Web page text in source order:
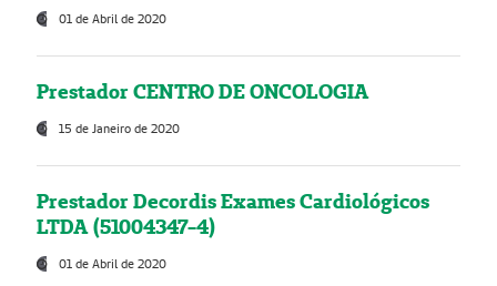
01 de Abril de 2020
Prestador CENTRO DE ONCOLOGIA
15 de Janeiro de 2020
Prestador Decordis Exames Cardiológicos
LTDA (51004347-4)
01 de Abril de 2020